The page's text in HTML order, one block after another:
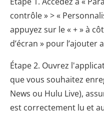
contrôle » > «
appuyez sur le « + » à
d’écran » pour l’ajouter
Étape 2. Ouvrez
que vous souhaitez
News ou Hulu Live),
est correctement lu et